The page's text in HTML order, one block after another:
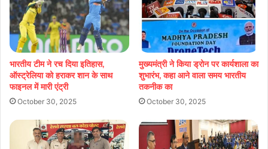
भारतीय टीम ने रच दिया इतिहास,
ऑस्ट्रेलिया को हराकर शान के साथ
फाइनल में मारी एंट्री
October 30, 2025
मुख्यमंत्री ने किया ड्रोन पर कार्यशाला का
शुभारंभ, कहा आने वाला समय भारतीय
तकनीक का
October 30, 2025